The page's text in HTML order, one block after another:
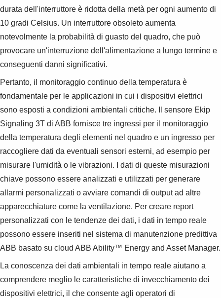
Products
See more products
Shopping list preview
durata dell'interruttore è ridotta della metà per ogni aumento di
10 gradi Celsius. Un interruttore obsoleto aumenta
notevolmente la probabilità di guasto del quadro, che può
provocare un'interruzione dell'alimentazione a lungo termine e
conseguenti danni significativi.
Pertanto, il monitoraggio continuo della temperatura è
fondamentale per le applicazioni in cui i dispositivi elettrici
sono esposti a condizioni ambientali critiche. Il sensore Ekip
Signaling 3T di ABB fornisce tre ingressi per il monitoraggio
della temperatura degli elementi nel quadro e un ingresso per
raccogliere dati da eventuali sensori esterni, ad esempio per
misurare l'umidità o le vibrazioni. I dati di queste misurazioni
chiave possono essere analizzati e utilizzati per generare
allarmi personalizzati o avviare comandi di output ad altre
apparecchiature come la ventilazione. Per creare report
personalizzati con le tendenze dei dati, i dati in tempo reale
possono essere inseriti nel sistema di manutenzione predittiva
ABB basato su cloud ABB Ability™ Energy and Asset Manager.
La conoscenza dei dati ambientali in tempo reale aiutano a
comprendere meglio le caratteristiche di invecchiamento dei
dispositivi elettrici, il che consente agli operatori di